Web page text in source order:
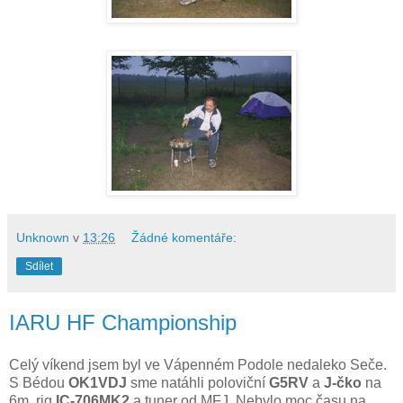
Unknown v 13:26 Žádné komentáře:
Sdílet
IARU HF Championship
Celý víkend jsem byl ve Vápenném Podole nedaleko Seče.
S Bédou OK1VDJ sme natáhli poloviční G5RV a J-čko na